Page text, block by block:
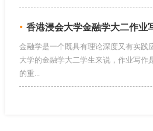
• 香港浸会大学金融学大二作业
金融学是一个既具有理论深度又有实践
大学的金融学大二学生来说，作业写作
的重...